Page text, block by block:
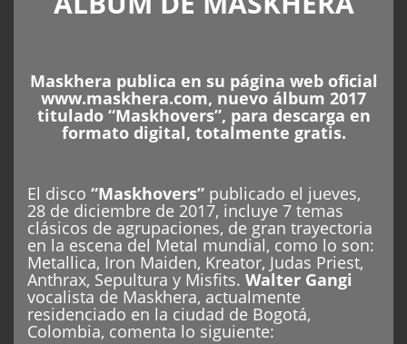
Maskhera publica en su página web oficial
www.maskhera.com, nuevo álbum 2017
titulado “Maskhovers”, para descarga en
formato digital, totalmente gratis.
El disco “Maskhovers” publicado el jueves,
28 de diciembre de 2017, incluye 7 temas
clásicos de agrupaciones, de gran trayectoria
en la escena del Metal mundial, como lo son:
Metallica, Iron Maiden, Kreator, Judas Priest,
Anthrax, Sepultura y Misfits. Walter Gangi
vocalista de Maskhera, actualmente
residenciado en la ciudad de Bogotá,
Colombia, comenta lo siguiente: